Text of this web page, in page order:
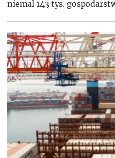
niemal 143 tys.